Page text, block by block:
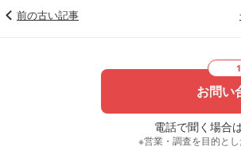
前の古い記事
お問い
電話で聞く場合
※営業・調査を目的と